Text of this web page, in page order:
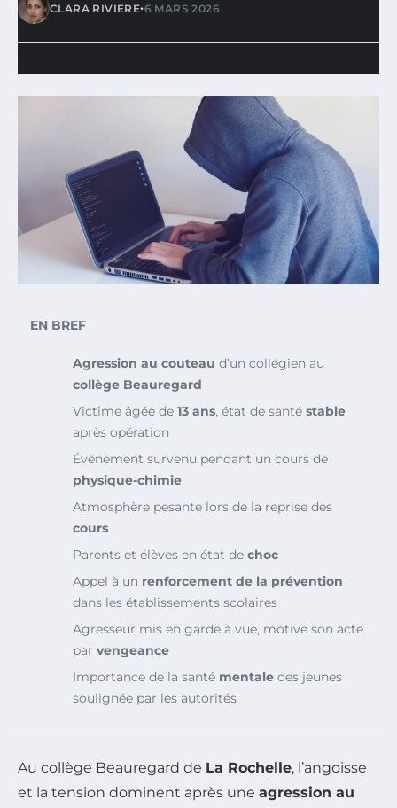
CLARA RIVIERE•6 MARS 2026
EN BREF
Agression au couteau d’un collégien au
collège Beauregard
Victime âgée de 13 ans, état de santé stable
après opération
Événement survenu pendant un cours de
physique-chimie
Atmosphère pesante lors de la reprise des
cours
Parents et élèves en état de choc
Appel à un renforcement de la prévention
dans les établissements scolaires
Agresseur mis en garde à vue, motive son acte
par vengeance
Importance de la santé mentale des jeunes
soulignée par les autorités
Au collège Beauregard de La Rochelle, l’angoisse
et la tension dominent après une agression au